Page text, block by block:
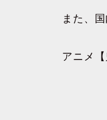
また、
アニメ